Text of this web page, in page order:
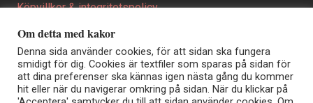
Köpvillkor & integritetspolicy
Att beställa ett personligt utformat konstverk
En personligare gåva
FAQ
Om detta med kakor
Denna sida använder cookies, för att sidan ska fungera
smidigt för dig. Cookies är textfiler som sparas på sidan för
att dina preferenser ska kännas igen nästa gång du kommer
hit eller när du navigerar omkring på sidan. När du klickar på